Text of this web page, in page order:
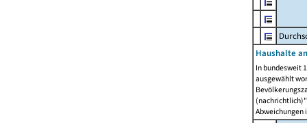
Haushalte
In bundesweit
ausgewählt
Abweichungen